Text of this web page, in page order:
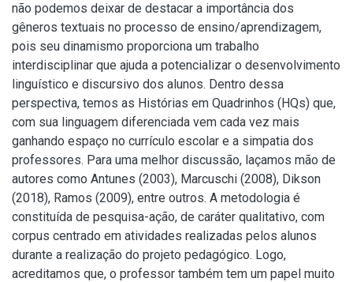
não podemos deixar de destacar a importância dos
gêneros textuais no processo de ensino/aprendizagem,
pois seu dinamismo proporciona um trabalho
interdisciplinar que ajuda a potencializar o desenvolvimento
linguístico e discursivo dos alunos. Dentro dessa
perspectiva, temos as Histórias em Quadrinhos (HQs) que,
com sua linguagem diferenciada vem cada vez mais
ganhando espaço no currículo escolar e a simpatia dos
professores. Para uma melhor discussão, laçamos mão de
autores como Antunes (2003), Marcuschi (2008), Dikson
(2018), Ramos (2009), entre outros. A metodologia é
constituída de pesquisa-ação, de caráter qualitativo, com
corpus centrado em atividades realizadas pelos alunos
durante a realização do projeto pedagógico. Logo,
acreditamos que, o professor também tem um papel muito